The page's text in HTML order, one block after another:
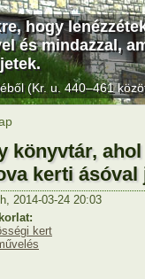
hogy
és mindazzal,
(Kr. u. 440–461
könyvtár,
kerti
h, 2014-03-24 20:03
kert